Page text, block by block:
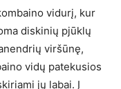
vidurį, kur
diskinių pjūklų
viršūnę,
vidų patekusios
jų labai. Į